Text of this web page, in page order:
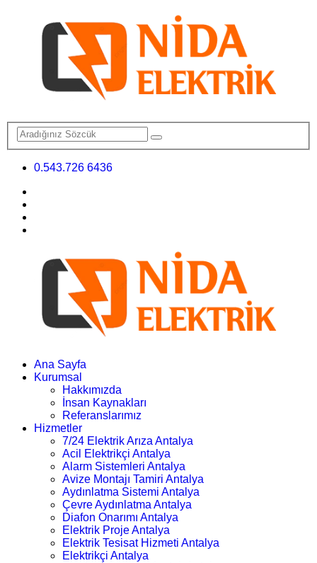
0.543.726 6436
Ana Sayfa
Kurumsal
Hakkımızda
İnsan Kaynakları
Referanslarımız
Hizmetler
7/24 Elektrik Arıza Antalya
Acil Elektrikçi Antalya
Alarm Sistemleri Antalya
Avize Montajı Tamiri Antalya
Aydınlatma Sistemi Antalya
Çevre Aydınlatma Antalya
Diafon Onarımı Antalya
Elektrik Proje Antalya
Elektrik Tesisat Hizmeti Antalya
Elektrikçi Antalya